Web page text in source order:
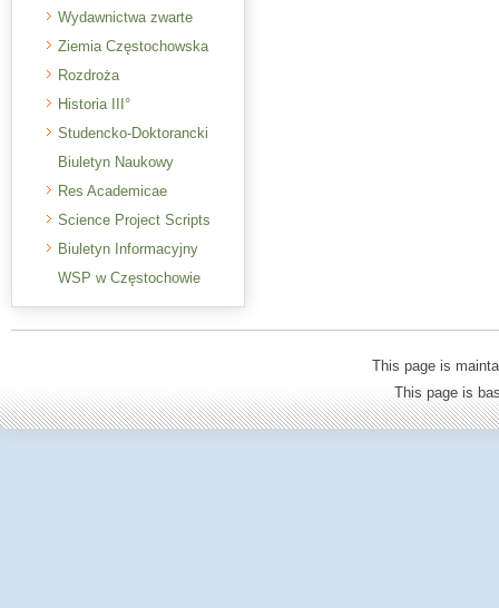
Wydawnictwa zwarte
Ziemia Częstochowska
Rozdroża
Historia III°
Studencko-Doktorancki
Biuletyn Naukowy
Res Academicae
Science Project Scripts
Biuletyn Informacyjny
WSP w Częstochowie
This page is
This page is